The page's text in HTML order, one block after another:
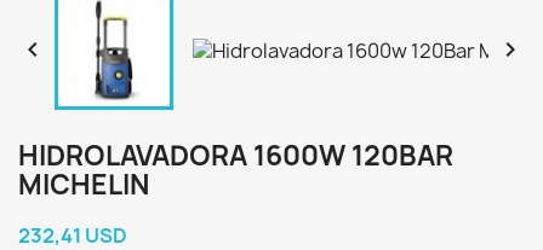
 
HIDROLAVADORA 1600W 120BAR
MICHELIN
232,41 USD